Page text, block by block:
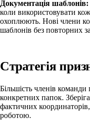
Документація шаблонів:
коли використовувати
охоплюють. Нові члени
шаблонів без повторних
Стратегія
Більшість членів
конкретних папок.
фактичних
роботою.